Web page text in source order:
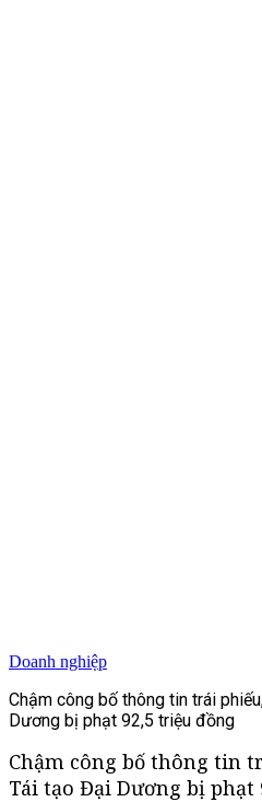
Doanh nghiệp
Chậm công bố thông tin trái
Dương bị phạt 92,5 triệu đồng
Chậm công bố thông tin
Tái tạo Đại Dương bị phạt